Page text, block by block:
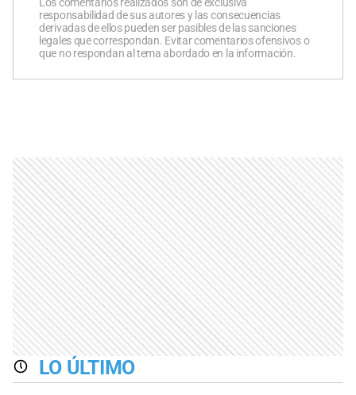
responsabilidad de sus autores y las consecuencias
derivadas de ellos pueden ser pasibles de las sanciones
legales que correspondan. Evitar comentarios ofensivos o
que no respondan al tema abordado en la información.
LO ÚLTIMO